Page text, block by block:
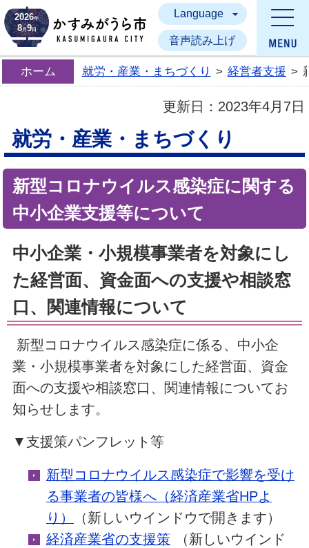
かすみがうら市
2026年
8月9日
Language
音声読み上げ
ホーム 就労・産業・まちづくり > 経営者支援 >
更新日： 2023年4月7日
就労・産業・まちづくり
新型コロナウイルス感染症に関する
中小企業支援等について
中小企業・小規模事業者を対象にし
た経営面、資金面への支援や相談窓
口、関連情報について
新型コロナウイルス感染症に係る、中小企
業・小規模事業者を対象にした経営面、資金
面への支援や相談窓口、関連情報についてお
知らせします。
▼支援策パンフレット等
新型コロナウイルス感染症で影響を受け
る事業者の皆様へ（経済産業省HPよ
り）
（新しいウインドウで開きます）
経済産業省の支援策
（新しいウインド